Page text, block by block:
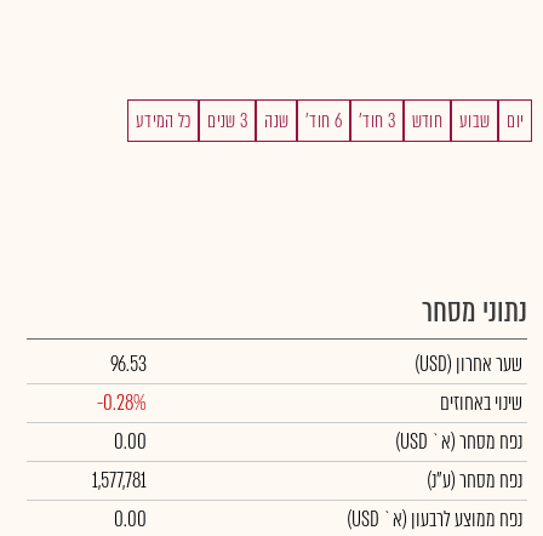
יום שבוע חודש 3 חוד' 6 חוד' שנה 3 שנים כל המידע
נתוני מסחר
שער אחרון (USD)
96.53
שינוי באחוזים
-0.28%
נפח מסחר(א` USD)
0.00
נפח מסחר(ע"נ)
1,577,781
נפח ממוצע לרבעון (א` USD)
0.00